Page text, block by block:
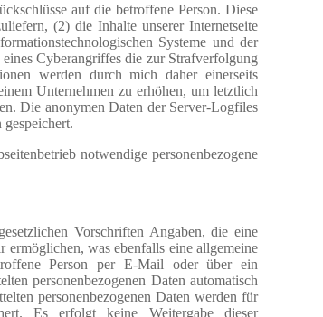
auf die betroffene Person. Diese
(2) die Inhalte unserer Internetseite
Systeme und der
Cyberangriffes die zur Strafverfolgung
werden durch mich daher einerseits
Unternehmen zu erhöhen, um letztlich
Die anonymen Daten der Server-Logfiles
notwendige personenbezogene
Vorschriften Angaben, die eine
was ebenfalls eine allgemeine
Person per E-Mail oder über ein
personenbezogenen Daten automatisch
personenbezogenen Daten werden für
Es erfolgt keine Weitergabe dieser